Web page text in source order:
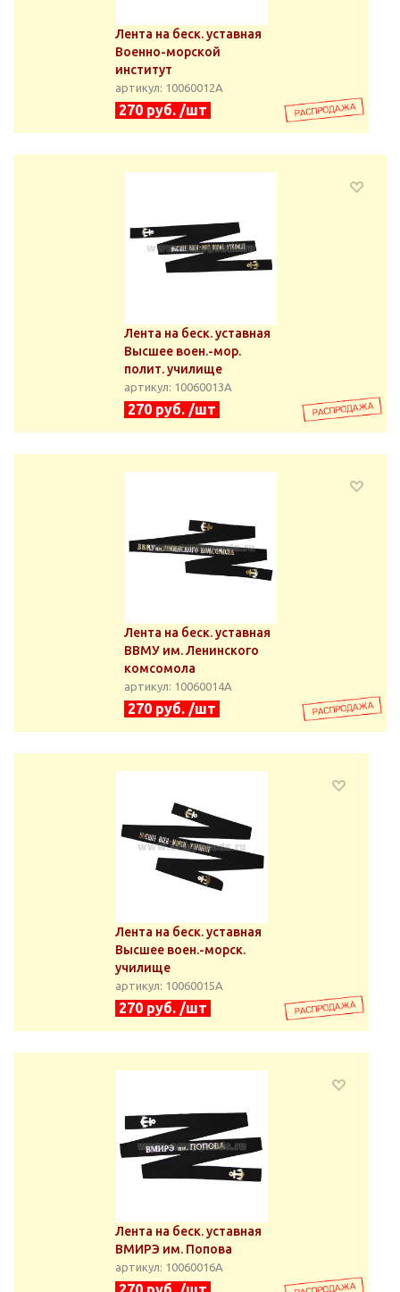
Лента на беск. уставная
Военно-морской
институт
артикул: 10060012А
270 руб. /шт
Лента на беск. уставная
Высшее воен.-мор.
полит. училище
артикул: 10060013А
270 руб. /шт
Лента на беск. уставная
ВВМУ им. Ленинского
комсомола
артикул: 10060014А
270 руб. /шт
Лента на беск. уставная
Высшее воен.-морск.
училище
артикул: 10060015А
270 руб. /шт
Лента на беск. уставная
ВМИРЭ им. Попова
артикул: 10060016А